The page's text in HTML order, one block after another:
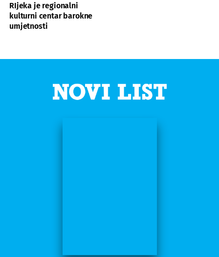
RIjeka je regionalni
kulturni centar barokne
umjetnosti